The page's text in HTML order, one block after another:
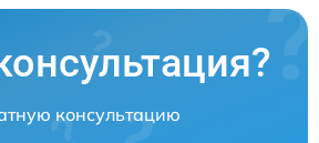
консультацию